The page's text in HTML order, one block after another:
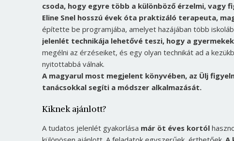
csoda, hogy egyre több a különböző érzelmi, vagy
Eline Snel hosszú évek óta praktizáló terapeuta,
építette be programjába, amelyet hazájában több
jelenlét technikája lehetővé teszi, hogy a
megélni az érzéseiket, és egy olyan technikát ad a
nyitottabbá válnak.
A magyarul most megjelent könyvében, az Ülj
tanácsokkal segíti a módszer alkalmazását.
Kiknek ajánlott?
A tudatos jelenlét gyakorlása már öt éves kortól